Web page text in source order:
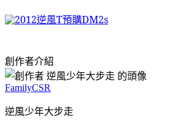
創作者介紹
FamilyCSR
逆風少年大步走